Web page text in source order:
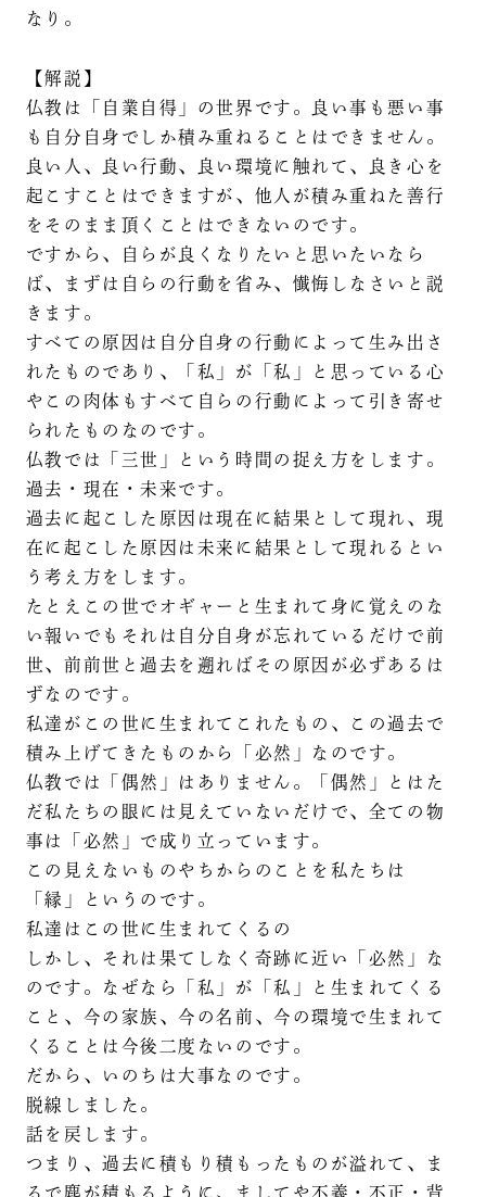
なり。
【解説】
仏教は「自業自得」の世界です。良い事も悪い事
も自分自身でしか積み重ねることはできません。
良い人、良い行動、良い環境に触れて、良き心を
起こすことはできますが、他人が積み重ねた善行
をそのまま頂くことはできないのです。
ですから、自らが良くなりたいと思いたいなら
ば、まずは自らの行動を省み、懴悔しなさいと説
きます。
すべての原因は自分自身の行動によって生み出さ
れたものであり、「私」が「私」と思っている心
やこの肉体もすべて自らの行動によって引き寄せ
られたものなのです。
仏教では「三世」という時間の捉え方をします。
過去・現在・未来です。
過去に起こした原因は現在に結果として現れ、現
在に起こした原因は未来に結果として現れるとい
う考え方をします。
たとえこの世でオギャーと生まれて身に覚えのな
い報いでもそれは自分自身が忘れているだけで前
世、前前世と過去を遡ればその原因が必ずあるは
ずなのです。
私達がこの世に生まれてこれたもの、この過去で
積み上げてきたものから「必然」なのです。
仏教では「偶然」はありません。「偶然」とはた
だ私たちの眼には見えていないだけで、全ての物
事は「必然」で成り立っています。
この見えないものやちからのことを私たちは
「縁」というのです。
私達はこの世に生まれてくるの
しかし、それは果てしなく奇跡に近い「必然」な
のです。なぜなら「私」が「私」と生まれてくる
こと、今の家族、今の名前、今の環境で生まれて
くることは今後二度ないのです。
だから、いのちは大事なのです。
脱線しました。
話を戻します。
つまり、過去に積もり積もったものが溢れて、ま
るで塵が積もるように、ましてや不義・不正・背